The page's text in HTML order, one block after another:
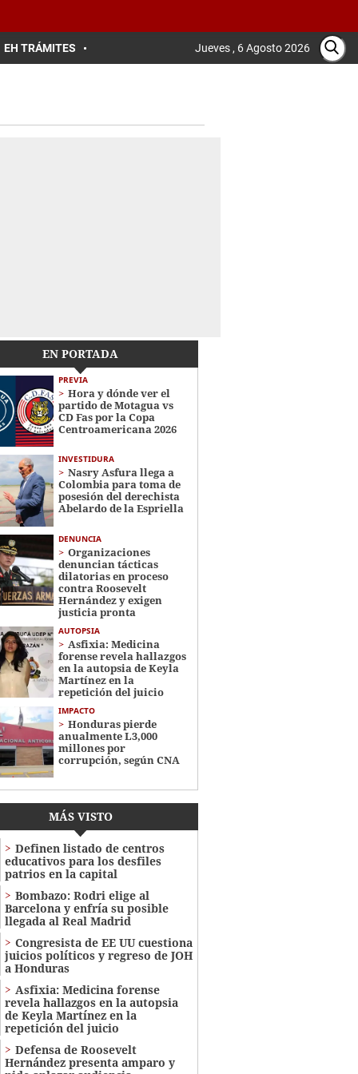
EH TRÁMITES Jueves , 6 Agosto 2026
EN PORTADA
PREVIA
Hora y dónde ver el
partido de Motagua vs
CD Fas por la Copa
Centroamericana 2026
INVESTIDURA
Nasry Asfura llega a
Colombia para toma de
posesión del derechista
Abelardo de la Espriella
DENUNCIA
Organizaciones
denuncian tácticas
dilatorias en proceso
contra Roosevelt
Hernández y exigen
justicia pronta
AUTOPSIA
Asfixia: Medicina
forense revela hallazgos
en la autopsia de Keyla
Martínez en la
repetición del juicio
IMPACTO
Honduras pierde
anualmente L3,000
millones por
corrupción, según CNA
MÁS VISTO
Definen listado de centros
educativos para los desfiles
patrios en la capital
Bombazo: Rodri elige al
Barcelona y enfría su posible
llegada al Real Madrid
Congresista de EE UU cuestiona
juicios políticos y regreso de JOH
a Honduras
Asfixia: Medicina forense
revela hallazgos en la autopsia
de Keyla Martínez en la
repetición del juicio
Defensa de Roosevelt
Hernández presenta amparo y